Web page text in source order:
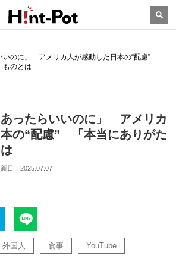
いのに」 アメリカ人が感動した日本の“配慮”
ものとは
あったらいいのに」 アメリカ
本の“配慮” 「本当にありがた
日：2025.07.07
外国人 食事 YouTube